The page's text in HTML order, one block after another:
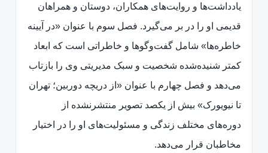
یادداشت‌ها و روایت‌های همکاران، دوستان و همراهان
قدیمی او را در بر می‌گیرد. فصل سوم با عنوان «در آیینه
خاطره‌ها» شامل گفت‌وگوها و خاطراتی است که ابعاد
کمتر شنیده‌شده شخصیت و سبک مدیریتی وی را بازتاب
می‌دهد و فصل چهارم با عنوان «از دریچه دوربین؛ تهران
تا نیویورک» بیش از یکصد تصویر منتشرنشده از
دوره‌های مختلف زندگی و مسئولیت‌های او را در اختیار
مخاطبان قرار می‌دهد.